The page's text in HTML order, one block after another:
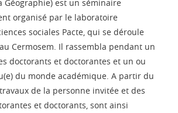
Géographie) est un séminaire
organisé par le laboratoire
sociales Pacte, qui se déroule
Cermosem. Il rassembla pendant un
doctorants et doctorantes et un ou
du monde académique. A partir du
de la personne invitée et des
et doctorants, sont ainsi